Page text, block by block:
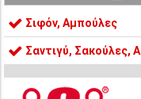
Σιφόν, Αμπούλες
Σαντιγύ, Σακούλες,